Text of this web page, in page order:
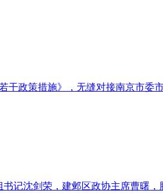
干政策措施》，无缝对接南京市委
记沈剑荣，建邺区政协主席曹曙，